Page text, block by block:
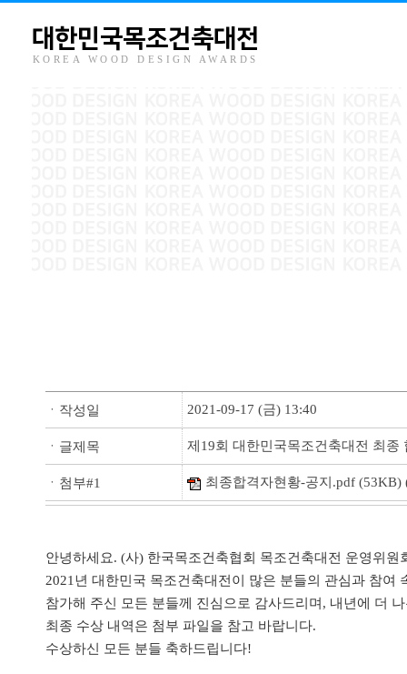
대한민국목조건축대전
KOREA WOOD DESIGN AWARDS
ㆍ작성일 2021-09-17 (금) 13:40
ㆍ글제목 제19회 대한민국목조건축대전 최종
ㆍ첨부#1 최종합격자현황-공지.pdf (53KB)
안녕하세요. (사) 한국목조건축협회 목조건축대전 운영위원
2021년 대한민국 목조건축대전이 많은 분들의 관심과 참여
참가해 주신 모든 분들께 진심으로 감사드리며, 내년에 더
최종 수상 내역은 첨부 파일을 참고 바랍니다.
수상하신 모든 분들 축하드립니다!